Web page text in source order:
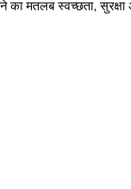
का मतलब स्वच्छता, सुरक्षा